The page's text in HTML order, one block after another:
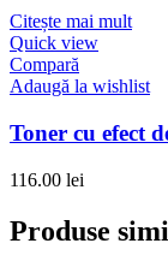
Citește mai mult
Quick view
Compară
Adaugă la wishlist
Toner cu efect
116.00 lei
Produse